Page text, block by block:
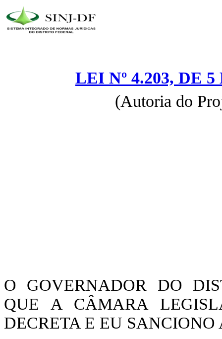
LEI Nº 4.203, DE
(Autoria do
O GOVERNADOR DO
QUE A CÂMARA
DECRETA E EU